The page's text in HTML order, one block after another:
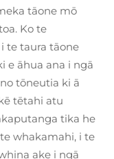
tāone mō
Ko te
te taura tāone
e āhua ana i ngā
tōneutia ki ā
tētahi atu
tika he
whakamahi, i te
ake i ngā